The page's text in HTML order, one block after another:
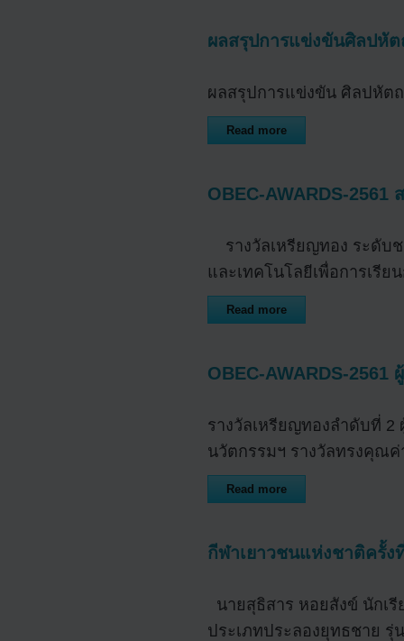
ผลสรุปการแข่งขันศิลปหัต
ผลสรุปการแข่งขัน ศิลปหัต
Read more
OBEC-AWARDS​-2561
รางวัลเหรียญทอง ระดับ
และเทคโนโลยีเพื่อการเรี
Read more
OBEC-AWARDS​-2561
รางวัลเหรียญทองลำดับที่
นวัตกรรมฯ รางวัลทรงคุณค่
Read more
กีฬาเยาวชนแห่งชาติครั้ง
นายสุธิสาร หอยสังข์ นักเ
ประเภทประลองยุทธชาย รุ่